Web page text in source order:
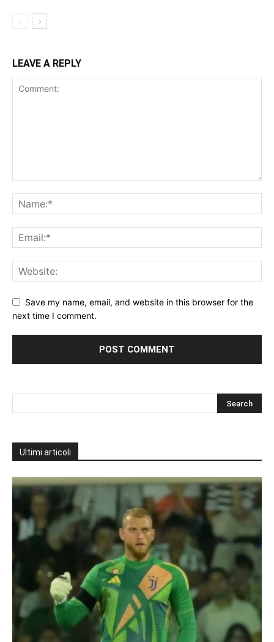
LEAVE A REPLY
Save my name, email, and website in this browser for the
next time I comment.
Ultimi articoli